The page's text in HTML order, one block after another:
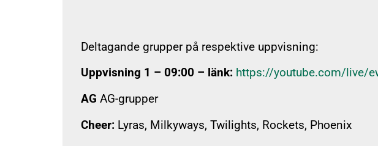
Deltagande grupper på respektive uppvisning:
Uppvisning 1 – 09:00 – länk: https://youtube.com/live/
AG AG-grupper
Cheer: Lyras, Milkyways, Twilights, Rockets, Phoenix